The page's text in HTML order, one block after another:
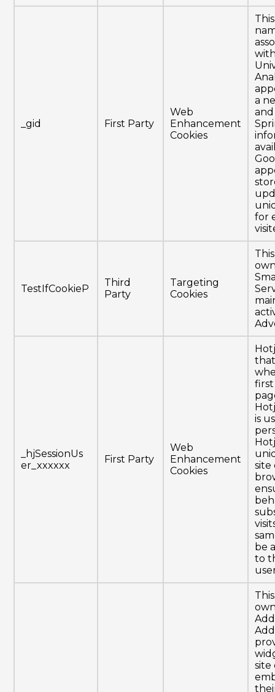
_gid First Party
Web
Enhancement
Cookies
a
and
for
TestIfCookieP
Third
Party
Targeting
Cookies
_hjSessionUs
er_xxxxxx
First Party
Web
Enhancement
Cookies
first
is
site
be
to
site